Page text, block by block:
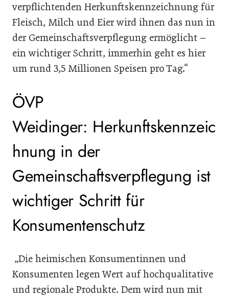
verpflichtenden Herkunftskennzeichnung für
Fleisch, Milch und Eier wird ihnen das nun in
der Gemeinschaftsverpflegung ermöglicht –
ein wichtiger Schritt, immerhin geht es hier
um rund 3,5 Millionen Speisen pro Tag.“
ÖVP
Weidinger: Herkunftskennzeic
hnung in der
Gemeinschaftsverpflegung ist
wichtiger Schritt für
Konsumentenschutz
„Die heimischen Konsumentinnen und
Konsumenten legen Wert auf hochqualitative
und regionale Produkte. Dem wird nun mit